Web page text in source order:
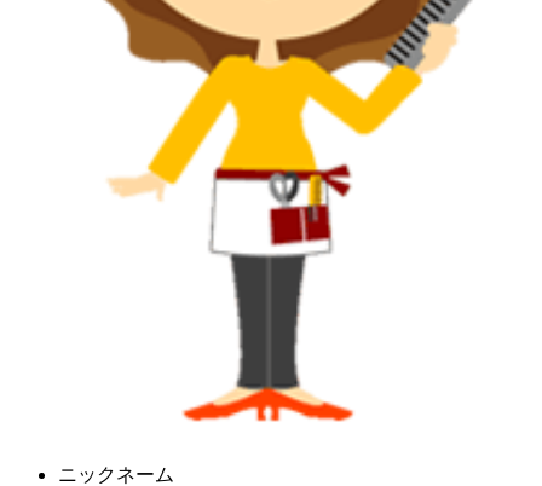
ニックネーム